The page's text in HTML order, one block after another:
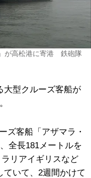
が高松港に寄港 鉄砲隊
型クルーズ客船が
ズ客船「アザマラ・
全長181メートルを
リアイギリスなど
ていて、2週間かけて